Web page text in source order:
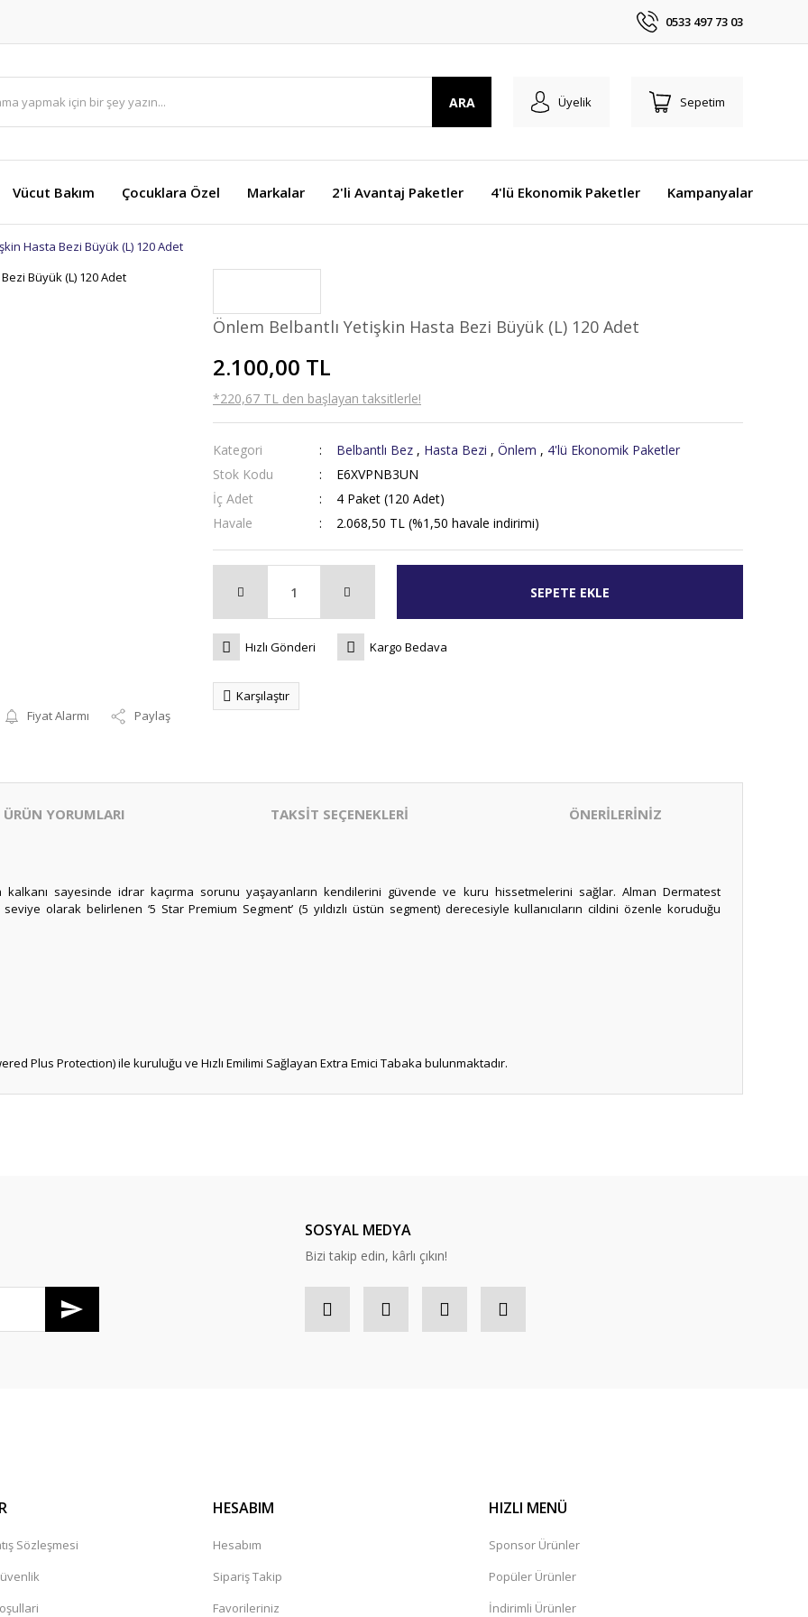
0533 497 73 03
ARA Üyelik Sepetim
Vücut Bakım Çocuklara Özel Markalar 2'li Avantaj Paketler 4'lü Ekonomik Paketler Kampanyalar
Hasta Bezi Büyük (L) 120 Adet
Fiyat Alarmı Paylaş
Önlem Belbantlı Yetişkin Hasta Bezi Büyük (L) 120 Adet
2.100,00 TL
*220,67 TL den başlayan taksitlerle!
Kategori Belbantlı Bez , Hasta Bezi , Önlem , 4'lü Ekonomik Paketler
Stok Kodu
E6XVPNB3UN
İç Adet
4 Paket (120 Adet)
Havale
2.068,50 TL (%1,50 havale indirimi)
SEPETE EKLE
Hızlı Gönderi Kargo Bedava
Karşılaştır
ÜRÜN YORUMLARI TAKSİT SEÇENEKLERİ ÖNERİLERİNİZ
kalkanı sayesinde idrar kaçırma sorunu yaşayanların kendilerini güvende ve kuru hissetmelerini sağlar. Alman Dermatest
olarak belirlenen ‘5 Star Premium Segment’ (5 yıldızlı üstün segment) derecesiyle kullanıcıların cildini özenle koruduğu
Plus Protection) ile kuruluğu ve Hızlı Emilimi Sağlayan Extra Emici Tabaka bulunmaktadır.
SOSYAL MEDYA
Bizi takip edin, kârlı çıkın!
Sözleşmesi
HESABIM
Hesabım
Sipariş Takip
Favorileriniz
HIZLI MENÜ
Sponsor Ürünler
Popüler Ürünler
İndirimli Ürünler